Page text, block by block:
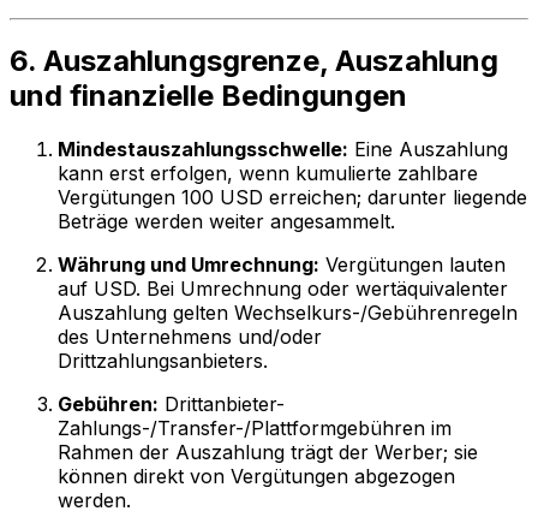
6. Auszahlungsgrenze, Auszahlung
und finanzielle Bedingungen
Mindestauszahlungsschwelle: Eine Auszahlung
kann erst erfolgen, wenn kumulierte zahlbare
Vergütungen 100 USD erreichen; darunter liegende
Beträge werden weiter angesammelt.
Währung und Umrechnung: Vergütungen lauten
auf USD. Bei Umrechnung oder wertäquivalenter
Auszahlung gelten Wechselkurs-/Gebührenregeln
des Unternehmens und/oder
Drittzahlungsanbieters.
Gebühren: Drittanbieter-
Zahlungs-/Transfer-/Plattformgebühren im
Rahmen der Auszahlung trägt der Werber; sie
können direkt von Vergütungen abgezogen
werden.